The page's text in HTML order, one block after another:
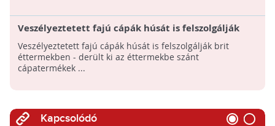
Veszélyeztetett fajú cápák húsát is felszolgálják
brit éttermekben
Veszélyeztetett fajú cápák húsát is felszolgálják brit
éttermekben - derült ki az éttermekbe szánt
cápatermékek ...
Kapcsolódó